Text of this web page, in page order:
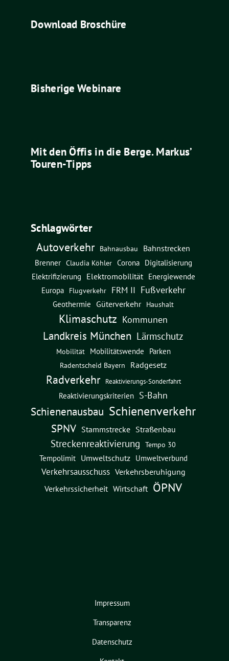
Download Broschüre
Bisherige Webinare
Mit den Öffis in die Berge. Markus’
Touren-Tipps
Schlagwörter
Autoverkehr Bahnausbau
Bahnstrecken
Brenner Claudia Köhler Corona
Digitalisierung
Elektrifizierung
Elektromobilität Energiewende
Europa Flugverkehr FRM II Fußverkehr
Geothermie Güterverkehr Haushalt
Klimaschutz Kommunen
Landkreis München Lärmschutz
Mobilität Mobilitätswende Parken
Radentscheid Bayern Radgesetz
Radverkehr Reaktivierungs-Sonderfahrt
Reaktivierungskriterien S-Bahn
Schienenausbau Schienenverkehr
SPNV Stammstrecke Straßenbau
Streckenreaktivierung Tempo 30
Tempolimit Umweltschutz Umweltverbund
Verkehrsausschuss Verkehrsberuhigung
Verkehrssicherheit Wirtschaft ÖPNV
Impressum
Transparenz
Datenschutz